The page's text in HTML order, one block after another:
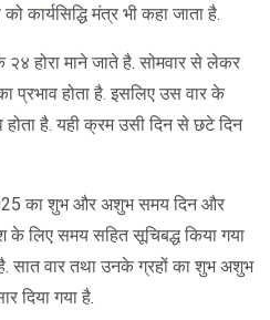
कार्यसिद्धि मंत्र भी कहा जाता है.
होरा माने जाते है. सोमवार से लेकर
प्रभाव होता है. इसलिए उस वार के
होता है. यही क्रम उसी दिन से छटे दिन
का शुभ और अशुभ समय दिन और
के लिए समय सहित सूचिबद्ध किया गया
है. सात वार तथा उनके ग्रहों का शुभ अशुभ
दिया गया है.